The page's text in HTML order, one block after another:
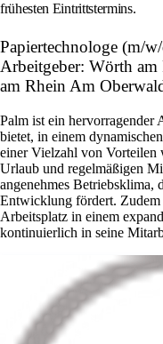
frühesten Eintrittstermins.
Papiertechnologe (m/
Arbeitgeber: Wörth
am Rhein Am
Palm ist ein hervorragender
bietet, in einem
einer Vielzahl von Vorteilen
Urlaub und regelmäßigen
angenehmes Betriebsklima,
Entwicklung fördert. Zudem
Arbeitsplatz in einem
kontinuierlich in seine